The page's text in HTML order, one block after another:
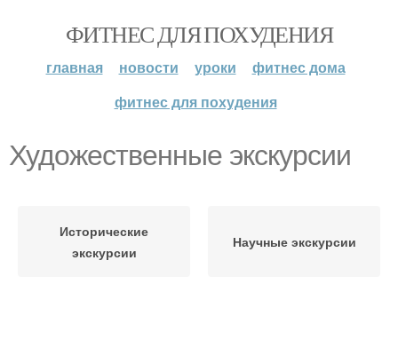
ФИТНЕС ДЛЯ ПОХУДЕНИЯ
главная новости уроки
фитнес дома
фитнес для похудения
Художественные экскурсии
Исторические
экскурсии
Научные экскурсии